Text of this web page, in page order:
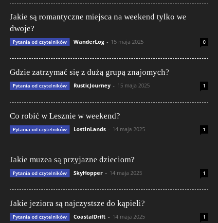
Jakie są romantyczne miejsca na weekend tylko we
dwoje?
Pytania od czytelników WanderLog - 15 maja 2025 0
Gdzie zatrzymać się z dużą grupą znajomych?
Pytania od czytelników RusticJourney - 15 maja 2025 1
Co robić w Lesznie w weekend?
Pytania od czytelników LostInLands - 14 maja 2025 1
Jakie muzea są przyjazne dzieciom?
Pytania od czytelników SkyHopper - 14 maja 2025 1
Jakie jeziora są najczystsze do kąpieli?
Pytania od czytelników CoastalDrift - 14 maja 2025 1